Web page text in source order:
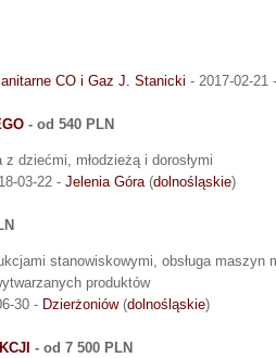
CO i Gaz J. Stanicki - 2017-02-21
- od 540 PLN
dziećmi, młodzieżą i dorosłymi
03-22 - Jelenia Góra(dolnośląskie)
stanowiskowymi, obsługa maszyn
produktów
30 - Dzierżoniów(dolnośląskie)
- od 7 500 PLN